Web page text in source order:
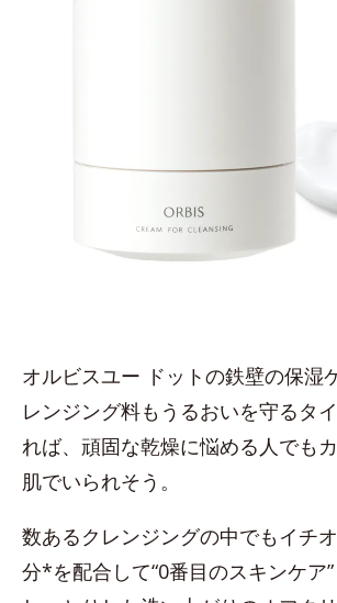
オルビスユー ドットの鉄壁の保湿
レンジング料もうるおいを守るタ
れば、頑固な乾燥に悩める人でも
肌でいられそう。
数あるクレンジングの中でもイチ
分*を配合して“0番目のスキンケア